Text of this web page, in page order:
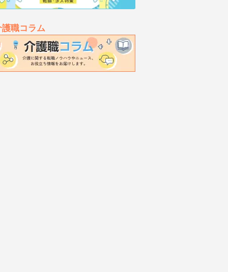
護職コラム